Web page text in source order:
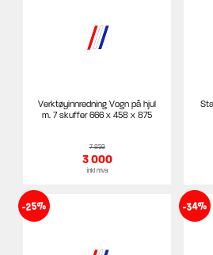
Verktøyinnredning Vogn på hjul
m. 7 skuffer 666 x 458 x 875
7 859
3 000
inkl mva
-25% -34%